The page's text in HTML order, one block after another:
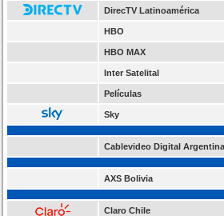
DirecTV Latinoamérica
HBO
HBO MAX
Inter Satelital
Películas
Sky
Cablevideo Digital Argentina
AXS Bolivia
Claro Chile